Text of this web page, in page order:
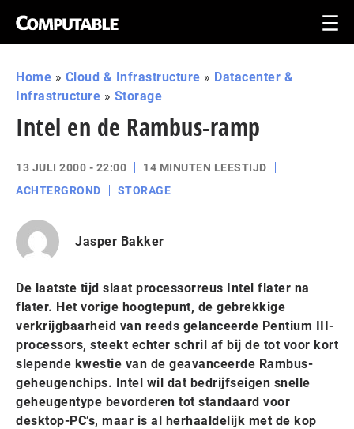
Home » Cloud & Infrastructure » Datacenter &
Infrastructure » Storage
Intel en de Rambus-ramp
13 JULI 2000 - 22:00
14 MINUTEN LEESTIJD
ACHTERGROND
STORAGE
Jasper Bakker
De laatste tijd slaat processorreus Intel flater na
flater. Het vorige hoogtepunt, de gebrekkige
verkrijgbaarheid van reeds gelanceerde Pentium III-
processors, steekt echter schril af bij de tot voor kort
slepende kwestie van de geavanceerde Rambus-
geheugenchips. Intel wil dat bedrijfseigen snelle
geheugentype bevorderen tot standaard voor
desktop-PC’s, maar is al herhaaldelijk met de kop